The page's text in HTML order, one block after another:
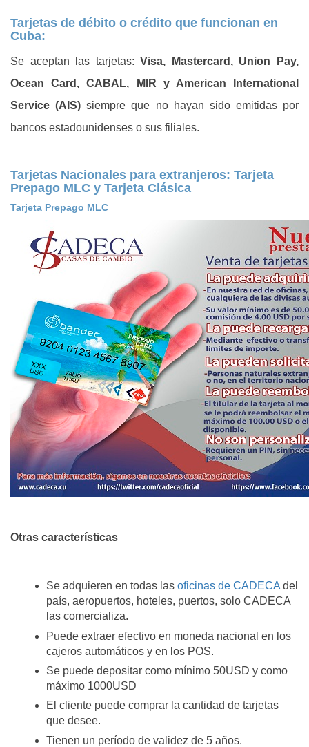
Tarjetas de débito o crédito que funcionan en
Cuba:
Se aceptan las tarjetas:Visa, Mastercard, Union Pay,
Ocean Card, CABAL, MIR y American International
Service (AIS) siempre que no hayan sidoemitidas por
bancos estadounidenses o sus filiales.
Tarjetas Nacionales para extranjeros: Tarjeta
Prepago MLC y Tarjeta Clásica
Tarjeta Prepago MLC
Otras características
Se adquieren en todas las oficinas de CADECA del
país, aeropuertos, hoteles, puertos, solo CADECA
las comercializa.
Puede extraer efectivo en moneda nacional en los
cajeros automáticos y en los POS.
Se puede depositar como mínimo 50USD y como
máximo 1000USD
El cliente puede comprar la cantidad de tarjetas
que desee.
Tienen un período de validez de 5 años.